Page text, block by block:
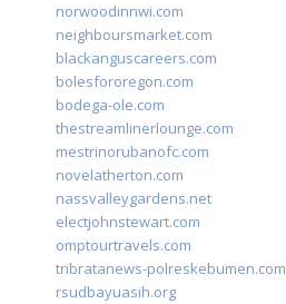
norwoodinnwi.com
neighboursmarket.com
blackanguscareers.com
bolesfororegon.com
bodega-ole.com
thestreamlinerlounge.com
mestrinorubanofc.com
novelatherton.com
nassvalleygardens.net
electjohnstewart.com
omptourtravels.com
tribratanews-polreskebumen.com
rsudbayuasih.org